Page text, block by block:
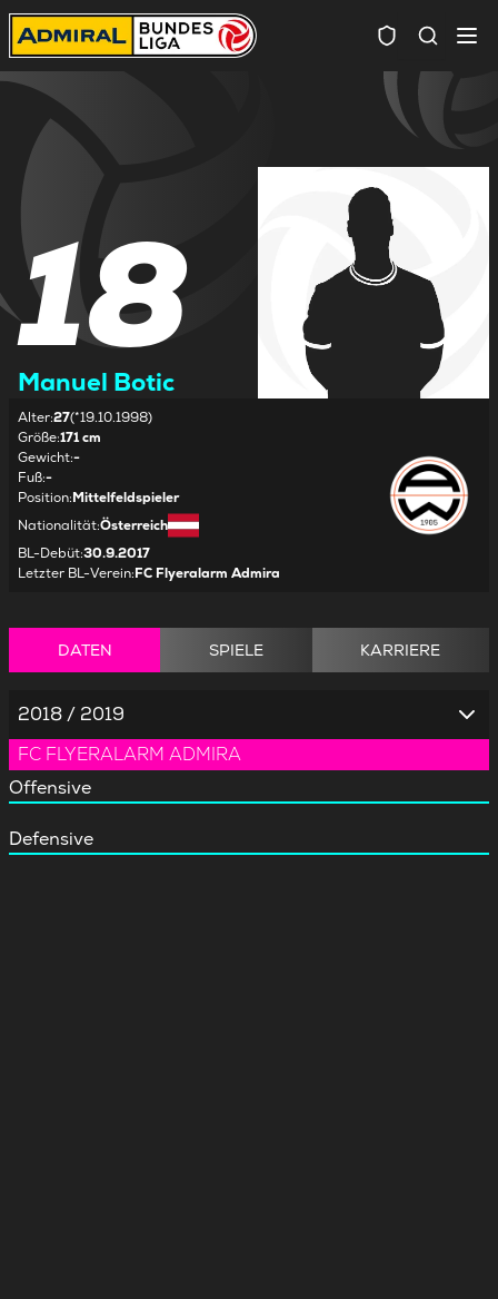
18
Manuel Botic
Alter:27(*19.10.1998)
Größe:171 cm
Gewicht:-
Fuß:-
Position:Mittelfeldspieler
Nationalität:Österreich
BL-Debüt:30.9.2017
Letzter BL-Verein:FC Flyeralarm Admira
DATEN SPIELE KARRIERE
2018 / 2019
FC FLYERALARM ADMIRA
Offensive
Defensive